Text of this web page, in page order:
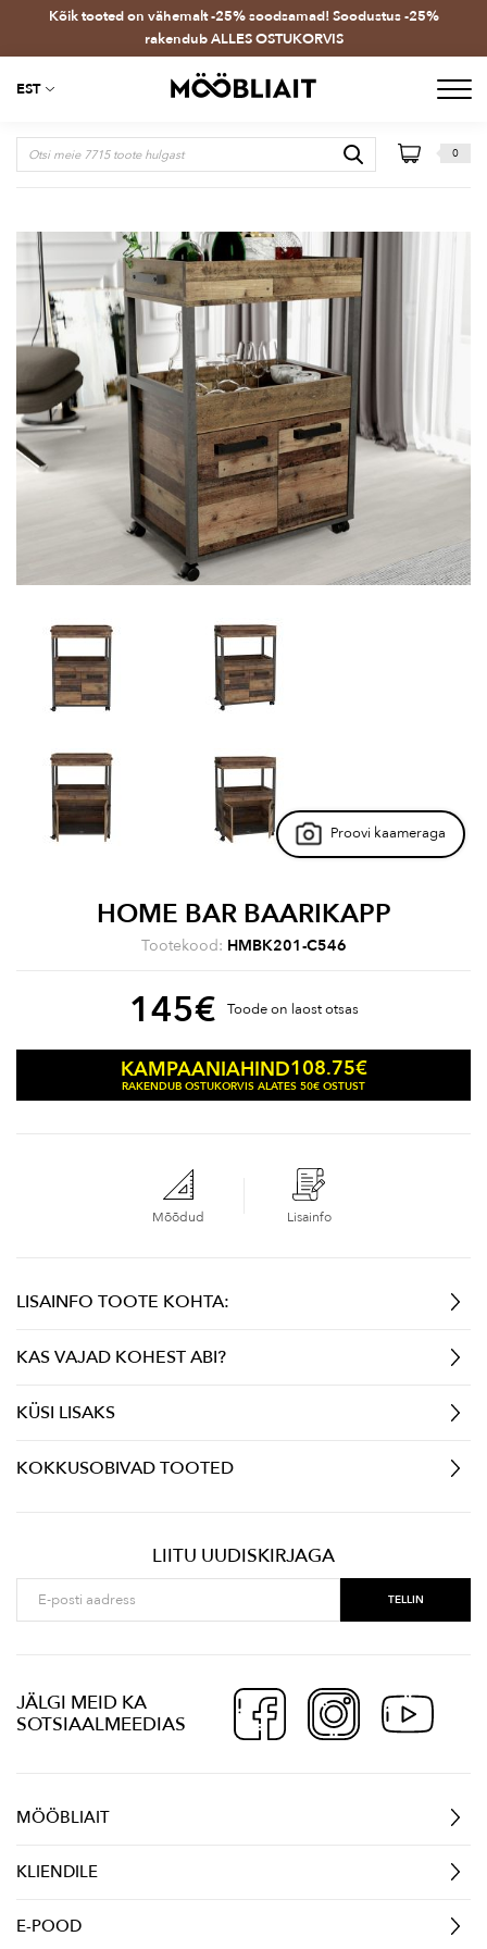
Kõik tooted on vähemalt -25% soodsamad! Soodustus -25%
rakendub ALLES OSTUKORVIS
EST
0
Proovi kaameraga
HOME BAR BAARIKAPP
Tootekood: HMBK201-C546
145€ Toode on laost otsas
KAMPAANIAHIND108.75€
RAKENDUB OSTUKORVIS ALATES 50€ OSTUST
Mõõdud Lisainfo
LISAINFO TOOTE KOHTA:
KAS VAJAD KOHEST ABI?
KÜSI LISAKS
KOKKUSOBIVAD TOOTED
LIITU UUDISKIRJAGA
JÄLGI MEID KA
SOTSIAALMEEDIAS
MÖÖBLIAIT
KLIENDILE
E-POOD